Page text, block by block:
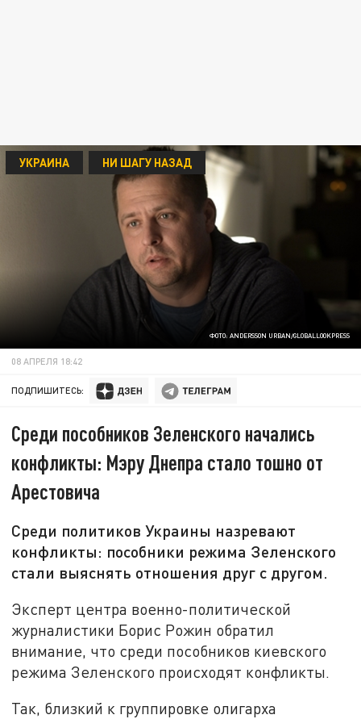
ФОТО: ANDERSSON URBAN/GLOBALLOOKPRESS
УКРАИНА НИ ШАГУ НАЗАД
08 АПРЕЛЯ 18:42
ПОДПИШИТЕСЬ:
Среди пособников Зеленского начались
конфликты: Мэру Днепра стало тошно от
Арестовича
Среди политиков Украины назревают
конфликты: пособники режима Зеленского
стали выяснять отношения друг с другом.
Эксперт центра военно-политической
журналистики Борис Рожин обратил
внимание, что среди пособников киевского
режима Зеленского происходят конфликты.
Так, близкий к группировке олигарха